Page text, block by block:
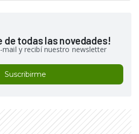
de todas las novedades!
mail y recibí nuestro newsletter
Suscribirme